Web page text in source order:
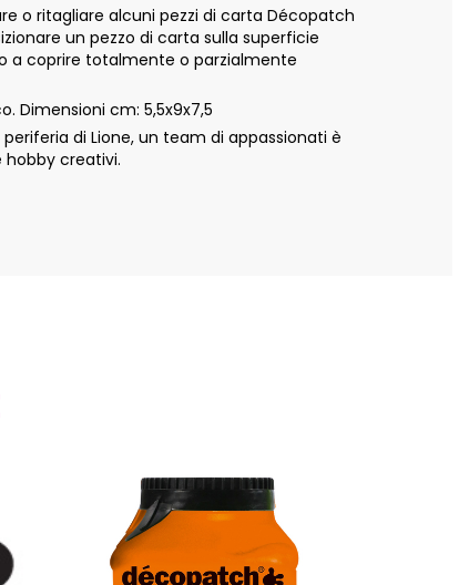
o ritagliare alcuni pezzi di carta Décopatch
un pezzo di carta sulla superficie
a coprire totalmente o parzialmente
Dimensioni cm: 5,5x9x7,5
di Lione, un team di appassionati è
hobby creativi.